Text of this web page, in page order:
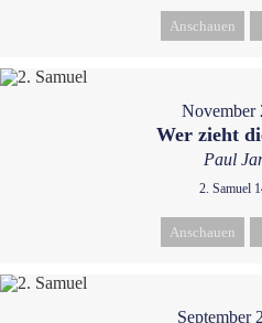
Anschauen
November
Wer zieht
Paul
2. Samuel
Anschauen
September